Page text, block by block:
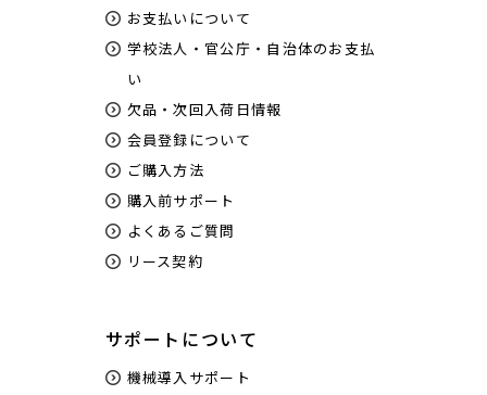
お支払いについて
学校法人・官公庁・自治体のお支払
い
欠品・次回入荷日情報
会員登録について
ご購入方法
購入前サポート
よくあるご質問
リース契約
サポートについて
機械導入サポート